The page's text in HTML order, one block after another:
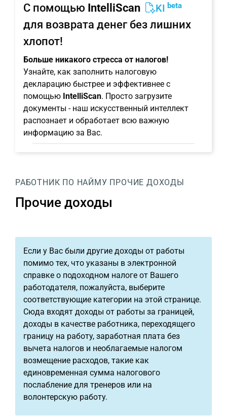
С помощью IntelliScan KI beta
для возврата денег без лишних
хлопот!
Больше никакого стресса от налогов!
Узнайте, как заполнить налоговую
декларацию быстрее и эффективнее с
помощью IntelliScan. Просто загрузите
документы - наш искусственный интеллект
распознает и обработает всю важную
информацию за Вас.
РАБОТНИК ПО НАЙМУ ПРОЧИЕ ДОХОДЫ
Прочие доходы
Если у Вас были другие доходы от работы
помимо тех, что указаны в электронной
справке о подоходном налоге от Вашего
работодателя, пожалуйста, выберите
соответствующие категории на этой странице.
Сюда входят доходы от работы за границей,
доходы в качестве работника, переходящего
границу на работу, заработная плата без
вычета налогов и необлагаемые налогом
возмещение расходов, такие как
единовременная сумма налогового
послабление для тренеров или на
волонтерскую работу.